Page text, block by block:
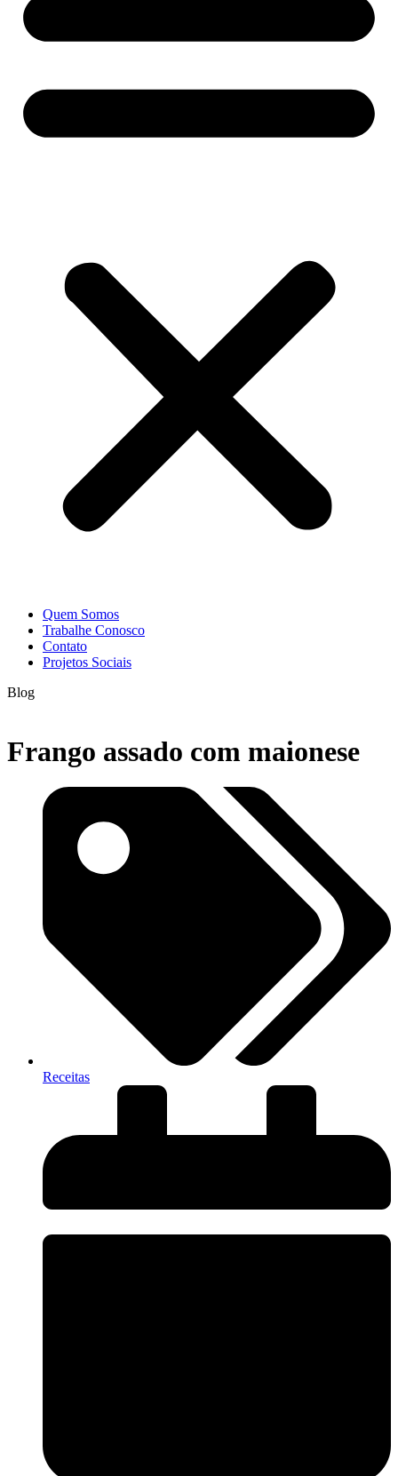
Quem Somos
Trabalhe Conosco
Contato
Projetos Sociais
Blog
Frango assado com maionese
Receitas